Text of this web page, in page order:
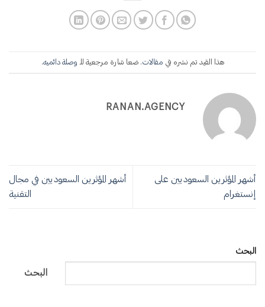
هذا القيد تم نشره في مقالات. ضعا شارة مرجعية للـ وصلة دائميه.
RANAN.AGENCY
أشهر المؤثرين السعوديين على
إنستغرام
أشهر المؤثرين السعوديين في مجال
التقنية
البحث
البحث